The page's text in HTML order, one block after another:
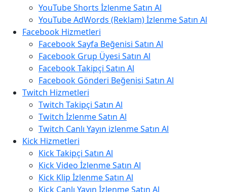
YouTube Shorts İzlenme Satın Al
YouTube AdWords (Reklam) İzlenme Satın Al
Facebook Hizmetleri
Facebook Sayfa Beğenisi Satın Al
Facebook Grup Üyesi Satın Al
Facebook Takipçi Satın Al
Facebook Gönderi Beğenisi Satın Al
Twitch Hizmetleri
Twitch Takipçi Satın Al
Twitch İzlenme Satın Al
Twitch Canlı Yayın izlenme Satın Al
Kick Hizmetleri
Kick Takipçi Satın Al
Kick Video İzlenme Satın Al
Kick Klip İzlenme Satın Al
Kick Canlı Yayın İzlenme Satın Al